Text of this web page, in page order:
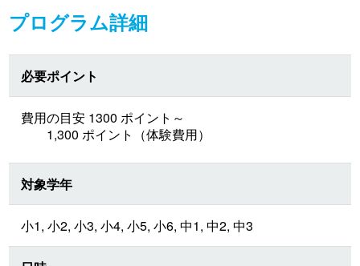
プログラム詳細
必要ポイント
費用の目安 1300 ポイント～
1,300 ポイント（体験費用）
対象学年
小1, 小2, 小3, 小4, 小5, 小6, 中1, 中2, 中3